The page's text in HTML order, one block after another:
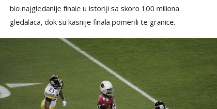
bio najgledanije finale u istoriji sa skoro 100 miliona
gledalaca, dok su kasnije finala pomerili te granice.